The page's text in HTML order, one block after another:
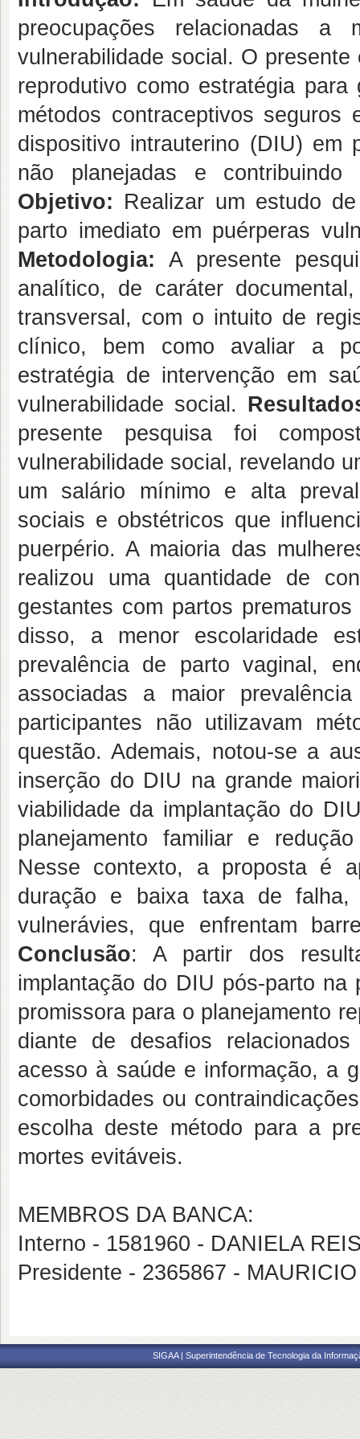
preocupações relacionadas a
vulnerabilidade social. O
reprodutivo como estratégia
métodos contraceptivos seguros
dispositivo intrauterino (DIU) em
não planejadas e
Objetivo: Realizar um estudo
parto imediato em puérperas
Metodologia: A presente
analítico, de caráter
transversal, com o intuito de
clínico, bem como avaliar a
estratégia de intervenção em
vulnerabilidade social.
presente pesquisa foi
vulnerabilidade social, revelando
um salário mínimo e alta
sociais e obstétricos que
puerpério. A maioria das
realizou uma quantidade de
gestantes com partos
disso, a menor escolaridade
prevalência de parto vaginal,
associadas a maior
participantes não utilizavam
questão. Ademais, notou-se a
inserção do DIU na grande
viabilidade da implantação do
planejamento familiar e
Nesse contexto, a proposta é
duração e baixa taxa de
vulnerávies, que enfrentam
Conclusão: A partir dos
implantação do DIU pós-parto
promissora para o planejamento
diante de desafios
acesso à saúde e informação, a
comorbidades ou
escolha deste método para a
mortes evitáveis.
MEMBROS DA BANCA:
Interno - 1581960 - DANIELA
Presidente - 2365867 -
SIGAA | Superintendência de Tecnologia da